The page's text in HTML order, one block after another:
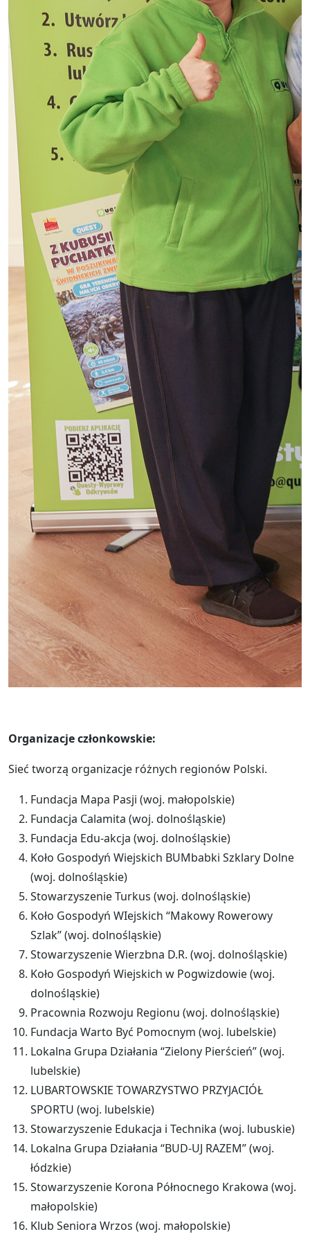
Organizacje członkowskie:
Sieć tworzą organizacje różnych regionów Polski.
Fundacja Mapa Pasji (woj. małopolskie)
Fundacja Calamita (woj. dolnośląskie)
Fundacja Edu-akcja (woj. dolnośląskie)
Koło Gospodyń Wiejskich BUMbabki Szklary Dolne
(woj. dolnośląskie)
Stowarzyszenie Turkus (woj. dolnośląskie)
Koło Gospodyń WIejskich “Makowy Rowerowy
Szlak” (woj. dolnośląskie)
Stowarzyszenie Wierzbna D.R. (woj. dolnośląskie)
Koło Gospodyń Wiejskich w Pogwizdowie (woj.
dolnośląskie)
Pracownia Rozwoju Regionu (woj. dolnośląskie)
Fundacja Warto Być Pomocnym (woj. lubelskie)
Lokalna Grupa Działania “Zielony Pierścień” (woj.
lubelskie)
LUBARTOWSKIE TOWARZYSTWO PRZYJACIÓŁ
SPORTU (woj. lubelskie)
Stowarzyszenie Edukacja i Technika (woj. lubuskie)
Lokalna Grupa Działania “BUD-UJ RAZEM” (woj.
łódzkie)
Stowarzyszenie Korona Północnego Krakowa (woj.
małopolskie)
Klub Seniora Wrzos (woj. małopolskie)